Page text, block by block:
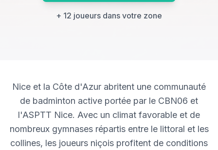
+ 12 joueurs dans votre zone
Nice et la Côte d'Azur abritent une communauté
de badminton active portée par le CBN06 et
l'ASPTT Nice. Avec un climat favorable et de
nombreux gymnases répartis entre le littoral et les
collines, les joueurs niçois profitent de conditions